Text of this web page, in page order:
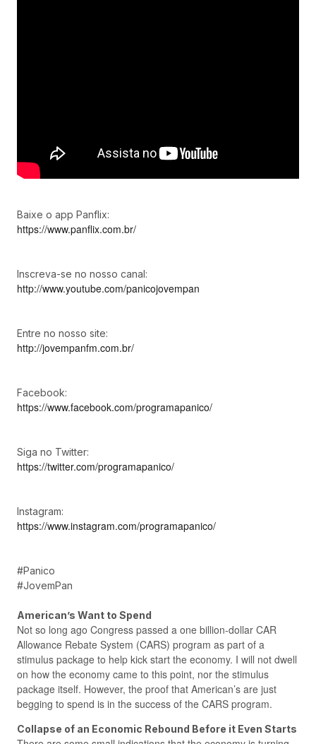
Baixe o app Panflix:
https://www.panflix.com.br/
Inscreva-se no nosso canal:
http://www.youtube.com/panicojovempan
Entre no nosso site:
http://jovempanfm.com.br/
Facebook:
https://www.facebook.com/programapanico/
Siga no Twitter:
https://twitter.com/programapanico/
Instagram:
https://www.instagram.com/programapanico/
#Panico
#JovemPan
American’s Want to Spend
Not so long ago Congress passed a one billion-dollar CAR
Allowance Rebate System (CARS) program as part of a
stimulus package to help kick start the economy. I will not dwell
on how the economy came to this point, nor the stimulus
package itself. However, the proof that American’s are just
begging to spend is in the success of the CARS program.
Collapse of an Economic Rebound Before it Even Starts